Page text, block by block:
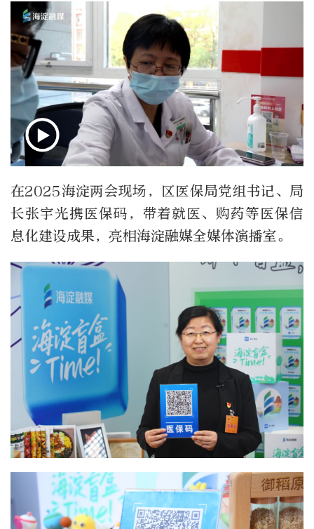
在2025海淀两会现场，区医保局党组书记、局
长张宇光携医保码，带着就医、购药等医保信
息化建设成果，亮相海淀融媒全媒体演播室。